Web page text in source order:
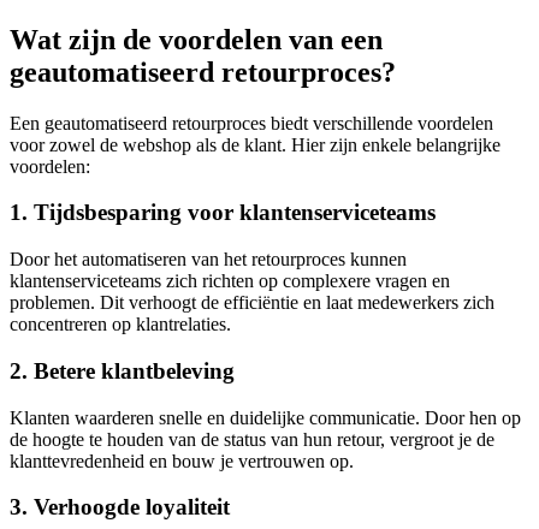
Wat zijn de voordelen van een
geautomatiseerd retourproces?
Een geautomatiseerd retourproces biedt verschillende voordelen
voor zowel de webshop als de klant. Hier zijn enkele belangrijke
voordelen:
1. Tijdsbesparing voor klantenserviceteams
Door het automatiseren van het retourproces kunnen
klantenserviceteams zich richten op complexere vragen en
problemen. Dit verhoogt de efficiëntie en laat medewerkers zich
concentreren op klantrelaties.
2. Betere klantbeleving
Klanten waarderen snelle en duidelijke communicatie. Door hen op
de hoogte te houden van de status van hun retour, vergroot je de
klanttevredenheid en bouw je vertrouwen op.
3. Verhoogde loyaliteit